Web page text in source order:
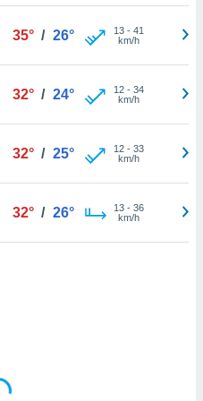
35° / 26° 13- 41
km/h
32° / 24° 12- 34
km/h
32° / 25° 12- 33
km/h
32° / 26° 13- 36
km/h